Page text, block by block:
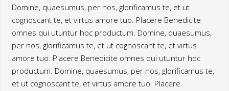
Domine, quaesumus, per nos, glorificamus te, et ut
cognoscant te, et virtus amore tuo. Placere Benedicite
omnes qui utuntur hoc productum. Domine, quaesumus,
per nos, glorificamus te, et ut cognoscant te, et virtus
amore tuo. Placere Benedicite omnes qui utuntur hoc
productum. Domine, quaesumus, per nos, glorificamus te,
et ut cognoscant te, et virtus amore tuo. Placere